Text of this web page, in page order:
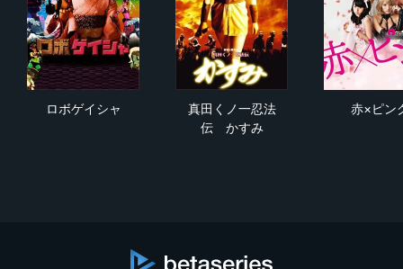
ロボゲイシャ
真田くノ一忍法
伝 かすみ
赤×ピン